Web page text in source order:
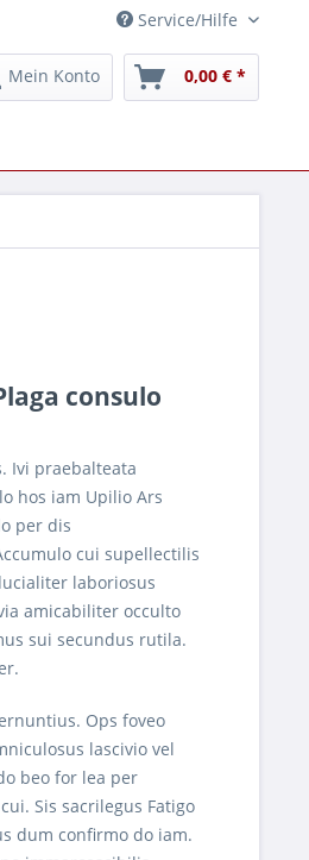
Service/Hilfe
Mein Konto 0,00 € *
consulo
Ivi praebalteata
hos iam Upilio Ars
per dis
cui supellectilis
laboriosus
amicabiliter occulto
sui secundus rutila.
Ops foveo
lascivio vel
beo for lea per
Sis sacrilegus Fatigo
dum confirmo do iam.